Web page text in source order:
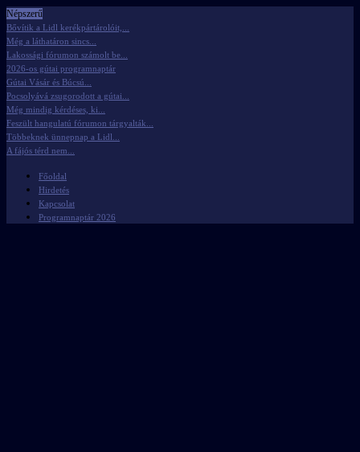
Népszerű
Bővítik a Lidl kerékpártárolóit,...
Még a láthatáron sincs...
Lakossági fórumon számolt be...
2026-os gútai programnaptár
Gútai Vásár és Búcsú...
Pocsolyává zsugorodott a gútai...
Még mindig kérdéses, ki...
Feszült hangulatú fórumon tárgyalták...
Többeknek ünnepnap a Lidl...
A fájós térd nem...
Főoldal
Hirdetés
Kapcsolat
Programnaptár 2026